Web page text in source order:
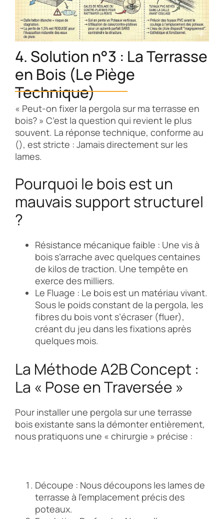
4. Solution n°3 : La Terrasse
en Bois (Le Piège
Technique)
« Peut-on fixer la pergola sur ma terrasse en
bois? » C’est la question qui revient le plus
souvent. La réponse technique, conforme au
(), est stricte : Jamais directement sur les
lames.
Pourquoi le bois est un
mauvais support structurel
?
Résistance mécanique faible : Une vis à
bois s’arrache avec quelques centaines
de kilos de traction. Une tempête en
exerce des milliers.
Le Fluage : Le bois est un matériau vivant.
Sous le poids constant de la pergola, les
fibres du bois vont s’écraser (fluer),
créant du jeu dans les fixations après
quelques mois.
La Méthode A2B Concept :
La « Pose en Traversée »
Pour installer une pergola sur une terrasse
bois existante sans la démonter entièrement,
nous pratiquons une « chirurgie » précise :
Découpe : Nous découpons les lames de
terrasse à l’emplacement précis des
poteaux.